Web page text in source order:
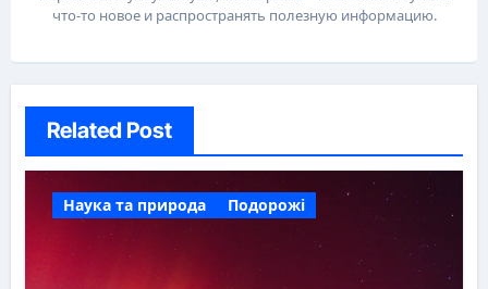
что-то новое и распространять полезную информацию.
Related Post
Наука та природа Подорожі